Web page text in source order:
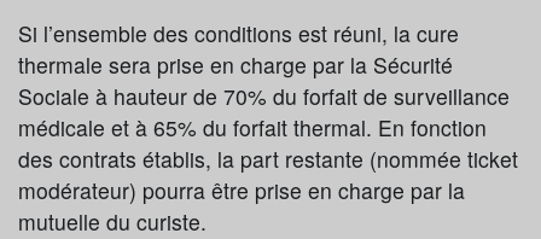
Si l’ensemble des conditions est réuni, la cure
thermale sera prise en charge par la Sécurité
Sociale à hauteur de 70% du forfait de surveillance
médicale et à 65% du forfait thermal. En fonction
des contrats établis, la part restante (nommée ticket
modérateur) pourra être prise en charge par la
mutuelle du curiste.